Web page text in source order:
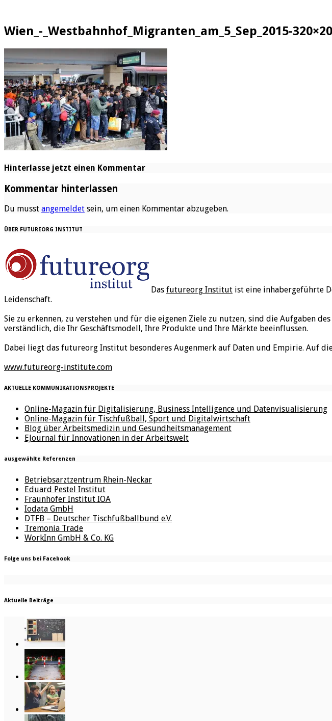
Wien_-_Westbahnhof_Migranten_am_5_Sep_2015-
Hinterlasse jetzt einen Kommentar
Kommentar hinterlassen
Du musst angemeldet sein, um einen Kommentar abzugeben.
ÜBER FUTUREORG INSTITUT
Das futureorg Institut ist eine inhabergeführte
Leidenschaft.
Sie zu erkennen, zu verstehen und für die eigenen Ziele zu nutzen, sind die Aufgaben
verständlich, die Ihr Geschäftsmodell, Ihre Produkte und Ihre Märkte beeinflussen.
Dabei liegt das futureorg Institut besonderes Augenmerk auf Daten und Empirie. Auf
www.futureorg-institute.com
AKTUELLE KOMMUNIKATIONSPROJEKTE
Online-Magazin für Digitalisierung, Business Intelligence und Datenvisualisierung
Online-Magazin für Tischfußball, Sport und Digitalwirtschaft
Blog über Arbeitsmedizin und Gesundheitsmanagement
EJournal für Innovationen in der Arbeitswelt
ausgewählte Referenzen
Betriebsarztzentrum Rhein-Neckar
Eduard Pestel Institut
Fraunhofer Institut IOA
Iodata GmbH
DTFB – Deutscher Tischfußballbund e.V.
Tremonia Trade
WorkInn GmbH & Co. KG
Folge uns bei Facebook
Aktuelle Beiträge